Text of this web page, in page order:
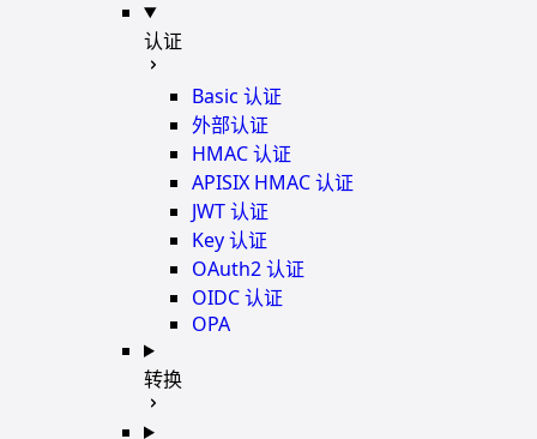
认证
Basic 认证
外部认证
HMAC 认证
APISIX HMAC 认证
JWT 认证
Key 认证
OAuth2 认证
OIDC 认证
OPA
转换